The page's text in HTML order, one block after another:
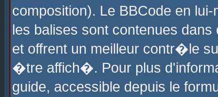
composition). Le BBCode en
les balises sont contenues
et offrent un meilleur contr�le
�tre affich�. Pour plus
guide, accessible depuis le